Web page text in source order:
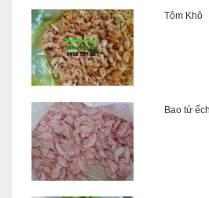
Tôm Khô
Bao tử ếch